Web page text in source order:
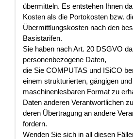
übermitteln. Es entstehen Ihnen
Kosten als die Portokosten bzw.
Übermittlungskosten nach den
Basistarifen.
Sie haben nach Art. 20 DSGVO
personenbezogene Daten,
die Sie COMPUTAS und ISiCO
einem strukturierten, gängigen und
maschinenlesbaren Format zu
Daten anderen Verantwortlichen
deren Übertragung an andere
fordern.
Wenden Sie sich in all diesen